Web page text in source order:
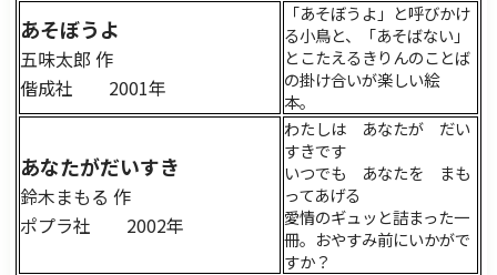
あそぼうよ
五味太郎 作
偕成社 2001年
「あそぼうよ」と呼びかけ
る小鳥と、「あそばない」
とこたえるきりんのことば
の掛け合いが楽しい絵
本。
あなたがだいすき
鈴木まもる 作
ポプラ社 2002年
わたしは あなたが だい
すきです
いつでも あなたを まも
ってあげる
愛情のギュッと詰まった一
冊。おやすみ前にいかがで
すか？